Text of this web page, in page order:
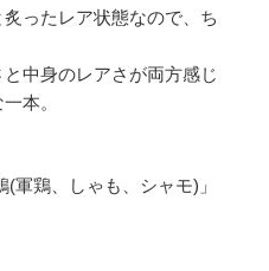
ったレア状態なので、ち
中身のレアさが両方感じ
本。
軍鶏、しゃも、シャモ)」